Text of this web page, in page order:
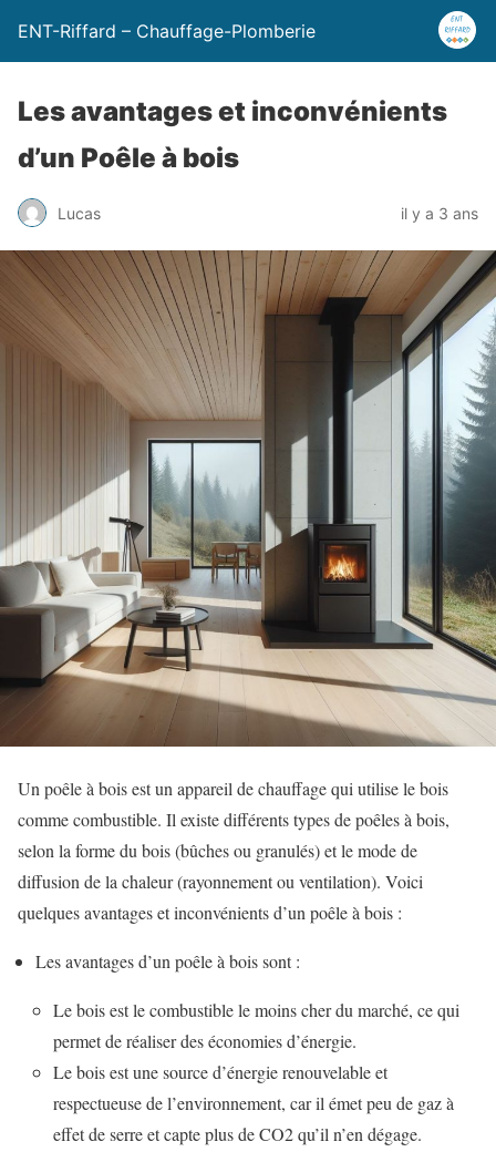
ENT-Riffard – Chauffage-Plomberie
Les avantages et inconvénients
d’un Poêle à bois
Lucas il y a 3 ans
Un poêle à bois est un appareil de chauffage qui utilise le bois
comme combustible. Il existe différents types de poêles à bois,
selon la forme du bois (bûches ou granulés) et le mode de
diffusion de la chaleur (rayonnement ou ventilation). Voici
quelques avantages et inconvénients d’un poêle à bois :
Les avantages d’un poêle à bois sont :
Le bois est le combustible le moins cher du marché, ce qui
permet de réaliser des économies d’énergie.
Le bois est une source d’énergie renouvelable et
respectueuse de l’environnement, car il émet peu de gaz à
effet de serre et capte plus de CO2 qu’il n’en dégage.